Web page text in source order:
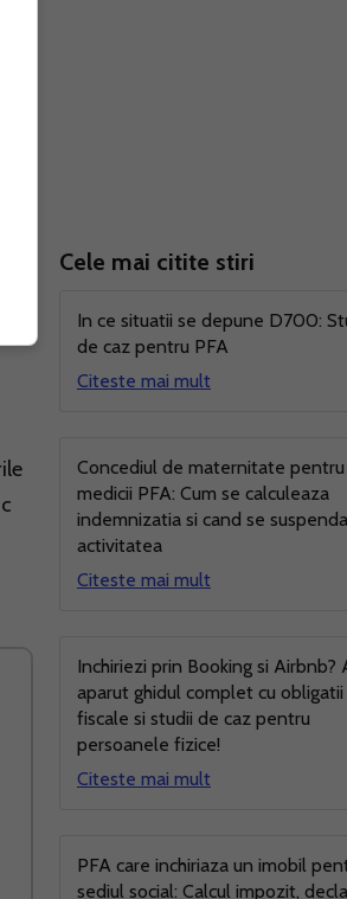
Cele mai citite stiri
In ce situatii se depune D700:
de caz pentru PFA
Citeste mai mult
Concediul de maternitate pentru
medicii PFA: Cum se calculeaza
indemnizatia si cand se suspenda
activitatea
Citeste mai mult
Inchiriezi prin Booking si Airbnb?
aparut ghidul complet cu obligatii
fiscale si studii de caz pentru
persoanele fizice!
Citeste mai mult
PFA care inchiriaza un imobil
sediul social: Calcul impozit,